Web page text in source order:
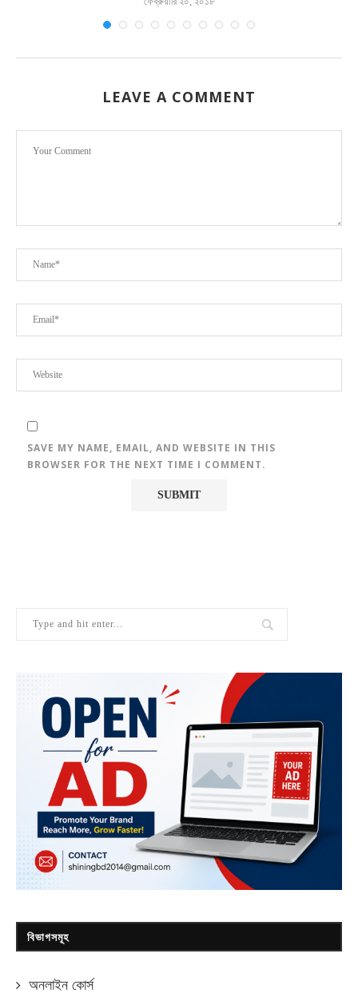
LEAVE A COMMENT
SAVE MY NAME, EMAIL, AND WEBSITE IN THIS
BROWSER FOR THE NEXT TIME I COMMENT.
বিভাগসমূহ
অনলাইন কোর্স